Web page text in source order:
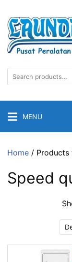
content
Search
for:
MENU
Home / Products
Speed